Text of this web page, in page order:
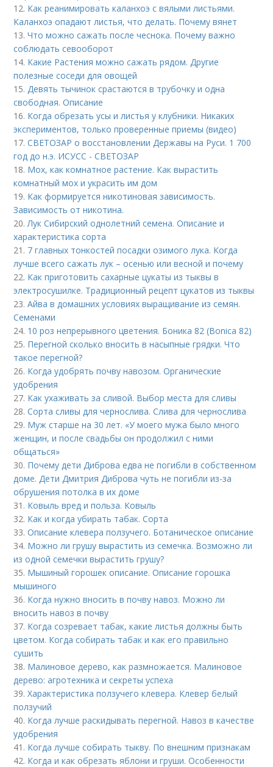
12. Как реанимировать каланхоэ с вялыми листьями.
Каланхоэ опадают листья, что делать. Почему вянет
13.Что можно сажать после чеснока. Почему важно
соблюдать севооборот
14. Какие Растения можно сажать рядом. Другие
полезные соседи для овощей
15.Девять тычинок срастаются в трубочку и одна
свободная. Описание
16. Когда обрезать усы и листья у клубники. Никаких
экспериментов, только проверенные приемы (видео)
17.СВЕТОЗАР о восстановлении Державы на Руси. 1 700
год до н.э. ИСУСС - СВЕТОЗАР
18. Мох, как комнатное растение. Как вырастить
комнатный мох и украсить им дом
19. Как формируется никотиновая зависимость.
Зависимость от никотина.
20.Лук Сибирский однолетний семена. Описание и
характеристика сорта
21. 7 главных тонкостей посадки озимого лука. Когда
лучше всего сажать лук – осенью или весной и почему
22. Как приготовить сахарные цукаты из тыквы в
электросушилке. Традиционный рецепт цукатов из тыквы
23.Айва в домашних условиях выращивание из семян.
Семенами
24. 10 роз непрерывного цветения. Боника 82 (Bonica 82)
25. Перегной сколько вносить в насыпные грядки. Что
такое перегной?
26. Когда удобрять почву навозом. Органические
удобрения
27. Как ухаживать за сливой. Выбор места для сливы
28.Сорта сливы для чернослива. Слива для чернослива
29. Муж старше на 30 лет. «У моего мужа было много
женщин, и после свадьбы он продолжил с ними
общаться»
30. Почему дети Диброва едва не погибли в собственном
доме. Дети Дмитрия Диброва чуть не погибли из-за
обрушения потолка в их доме
31. Ковыль вред и польза. Ковыль
32. Как и когда убирать табак. Сорта
33.Описание клевера ползучего. Ботаническое описание
34. Можно ли грушу вырастить из семечка. Возможно ли
из одной семечки вырастить грушу?
35. Мышиный горошек описание. Описание горошка
мышиного
36. Когда нужно вносить в почву навоз. Можно ли
вносить навоз в почву
37. Когда созревает табак, какие листья должны быть
цветом. Когда собирать табак и как его правильно
сушить
38. Малиновое дерево, как размножается. Малиновое
дерево: агротехника и секреты успеха
39.Характеристика ползучего клевера. Клевер белый
ползучий
40. Когда лучше раскидывать перегной. Навоз в качестве
удобрения
41. Когда лучше собирать тыкву. По внешним признакам
42. Когда и как обрезать яблони и груши. Особенности